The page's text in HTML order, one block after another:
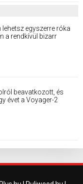
lehetsz egyszerre róka
a rendkívül bizarr
beavatkozott, és
évet a Voyager-2